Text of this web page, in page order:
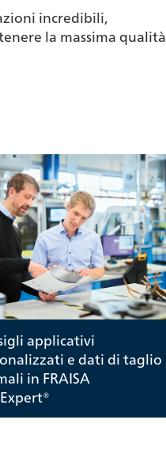
incredibili,
la massima qualità
applicativi
e dati di taglio
in FRAISA